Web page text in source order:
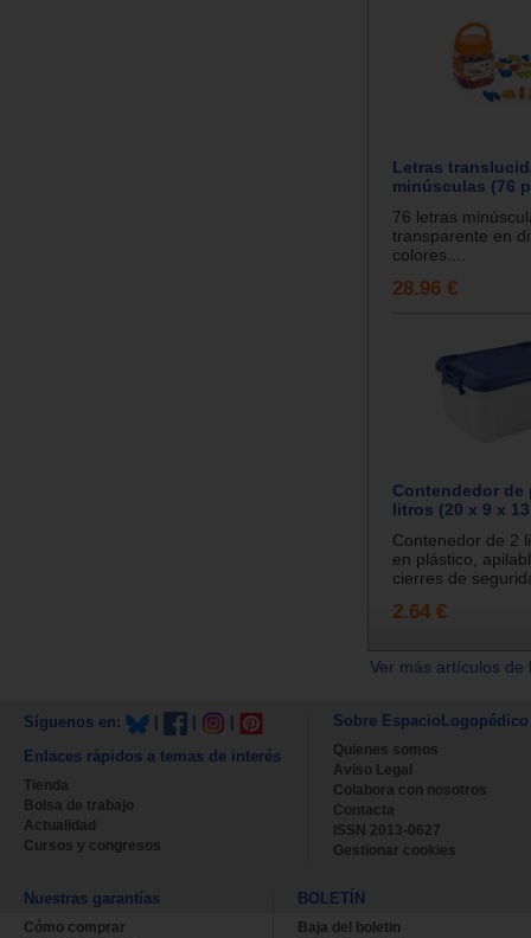
Letras
minúsculas (76
76 letras
transparente en
colores....
28.96 €
Contendedor de
litros (20 x 9 x
Contenedor de 2
en plástico,
cierres de
2.64 €
Ver más artículos
Síguenos en:
Enlaces rápidos a temas de interés
Tienda
Bolsa de trabajo
Actualidad
Cursos y congresos
Sobre EspacioLogopédico
Quienes somos
Aviso Legal
Colabora con nosotros
Contacta
ISSN 2013-0627
Gestionar cookies
Nuestras garantías
Cómo comprar
BOLETÍN
Baja del boletin